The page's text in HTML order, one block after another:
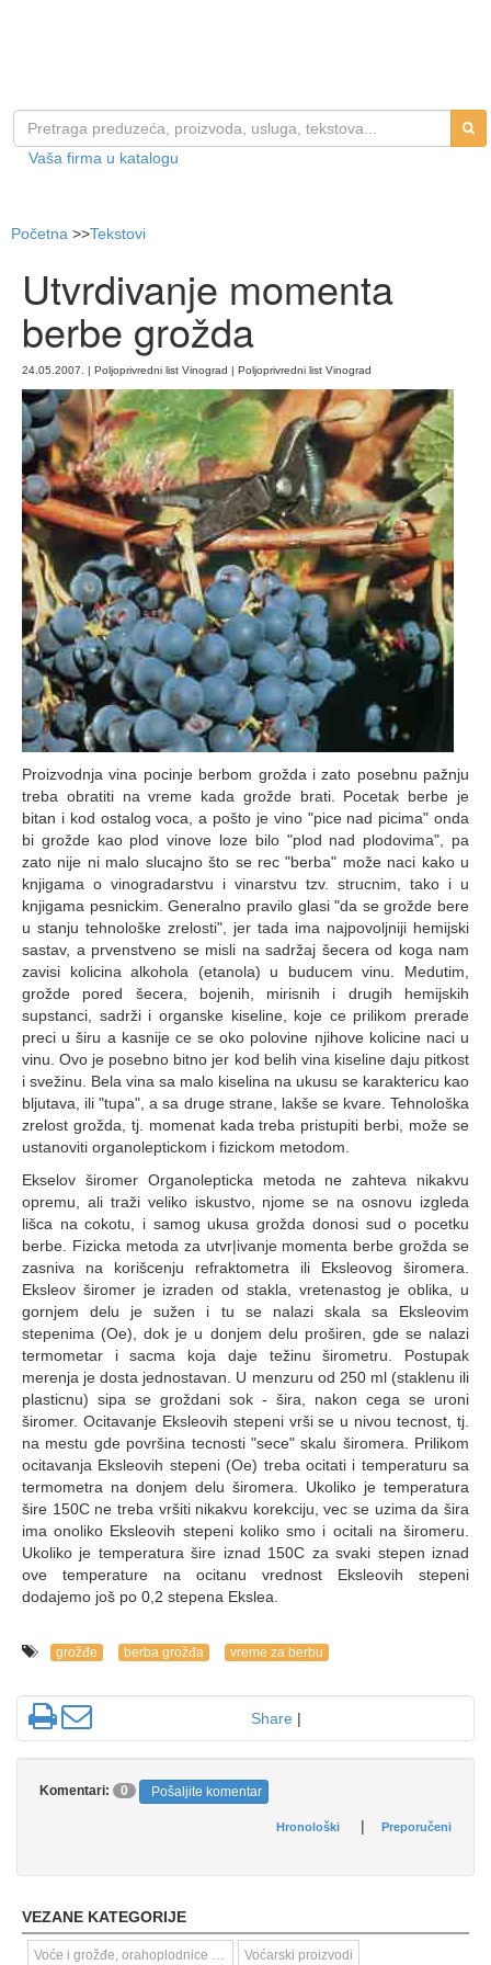
Vaša firma u katalogu
Početna >>Tekstovi
Utvrdivanje momenta
berbe grožda
24.05.2007. | Poljoprivredni list Vinograd | Poljoprivredni list Vinograd
Proizvodnja vina pocinje berbom grožda i zato posebnu pažnju
treba obratiti na vreme kada grožde brati. Pocetak berbe je
bitan i kod ostalog voca, a pošto je vino "pice nad picima" onda
bi grožde kao plod vinove loze bilo "plod nad plodovima", pa
zato nije ni malo slucajno što se rec "berba" može naci kako u
knjigama o vinogradarstvu i vinarstvu tzv. strucnim, tako i u
knjigama pesnickim. Generalno pravilo glasi "da se grožde bere
u stanju tehnološke zrelosti", jer tada ima najpovoljniji hemijski
sastav, a prvenstveno se misli na sadržaj šecera od koga nam
zavisi kolicina alkohola (etanola) u buducem vinu. Medutim,
grožde pored šecera, bojenih, mirisnih i drugih hemijskih
supstanci, sadrži i organske kiseline, koje ce prilikom prerade
preci u širu a kasnije ce se oko polovine njihove kolicine naci u
vinu. Ovo je posebno bitno jer kod belih vina kiseline daju pitkost
i svežinu. Bela vina sa malo kiselina na ukusu se karaktericu kao
bljutava, ili "tupa", a sa druge strane, lakše se kvare. Tehnološka
zrelost grožda, tj. momenat kada treba pristupiti berbi, može se
ustanoviti organoleptickom i fizickom metodom.
Ekselov širomer Organolepticka metoda ne zahteva nikakvu
opremu, ali traži veliko iskustvo, njome se na osnovu izgleda
lišca na cokotu, i samog ukusa grožda donosi sud o pocetku
berbe. Fizicka metoda za utvr|ivanje momenta berbe grožda se
zasniva na korišcenju refraktometra ili Eksleovog širomera.
Eksleov širomer je izraden od stakla, vretenastog je oblika, u
gornjem delu je sužen i tu se nalazi skala sa Eksleovim
stepenima (Oe), dok je u donjem delu proširen, gde se nalazi
termometar i sacma koja daje težinu širometru. Postupak
merenja je dosta jednostavan. U menzuru od 250 ml (staklenu ili
plasticnu) sipa se groždani sok - šira, nakon cega se uroni
širomer. Ocitavanje Eksleovih stepeni vrši se u nivou tecnost, tj.
na mestu gde površina tecnosti "sece" skalu širomera. Prilikom
ocitavanja Eksleovih stepeni (Oe) treba ocitati i temperaturu sa
termometra na donjem delu širomera. Ukoliko je temperatura
šire 150C ne treba vršiti nikakvu korekciju, vec se uzima da šira
ima onoliko Eksleovih stepeni koliko smo i ocitali na širomeru.
Ukoliko je temperatura šire iznad 150C za svaki stepen iznad
ove temperature na ocitanu vrednost Eksleovih stepeni
dodajemo još po 0,2 stepena Ekslea.
grožđe berba grožđa vreme za berbu
Share |
Komentari: 0 Pošaljite komentar
Preporučeni
Hronološki |
VEZANE KATEGORIJE
Voće i grožđe, orahoplodnice i bilje za spravljanje napitaka i začina Voćarski proizvodi